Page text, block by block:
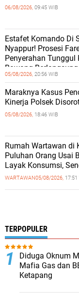
06/08/2026, 09:45 WIB
Estafet Komando Di
Nyappur! Prosesi
Penyerahan Tunggul
Bawang
05/08/2026, 20:56 WIB
Maraknya Kasus
Kinerja Polsek
05/08/2026, 18:46 WIB
Rumah Wartawan di
Puluhan Orang Usai
Layak Konsumsi,
WARTAWAN05/08/2026, 17:51
TERPOPULER
Diduga Oknum
Mafia Gas dan
Ketapang